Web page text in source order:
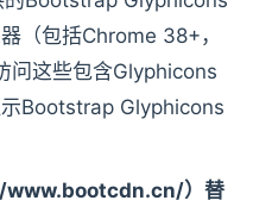
（包括Chrome 38+，
问这些包含Glyphicons
Bootstrap Glyphicons
www.bootcdn.cn/）替